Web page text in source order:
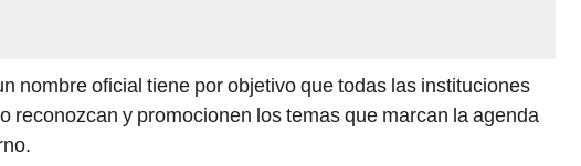
nombre oficial tiene por objetivo que todas las instituciones
reconozcan y promocionen los temas que marcan la agenda